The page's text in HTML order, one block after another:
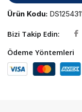
Ürün Kodu:
Bizi Takip Edin:
Ödeme Yöntemleri